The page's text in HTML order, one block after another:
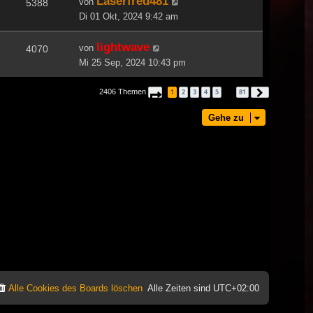
5388
Di 01 Okt, 2024 9:42 am
4070 von lightwave
Mi 25 Sep, 2024 10:43 pm
2406 Themen Seite von 81
1 2 3 4 5 81
Gehe zu
Alle Zeiten sind UTC+02:00
Alle Cookies des Boards löschen